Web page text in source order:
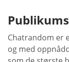
Chatrandom er
og med